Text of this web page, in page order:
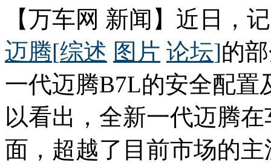
【万车网 新闻】近日，
迈腾[综述 图片 论坛]的
一代迈腾B7L的安全配置
以看出，全新一代迈腾
面，超越了目前市场的